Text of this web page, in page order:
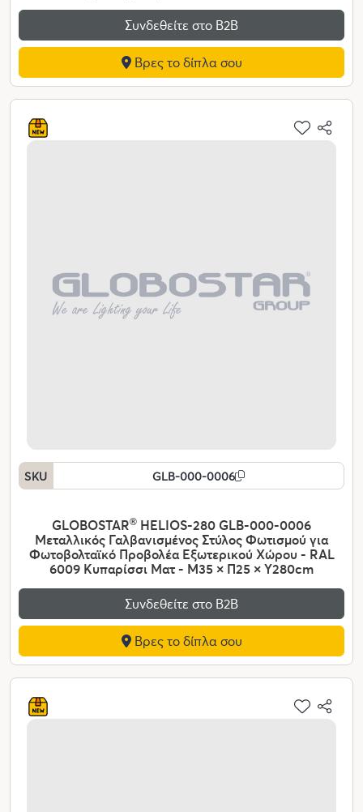
Συνδεθείτε στο Β2Β
Βρες το δίπλα σου
SKU GLB-000-0006
GLOBOSTAR® HELIOS-280 GLB-000-0006
Μεταλλικός Γαλβανισμένος Στύλος Φωτισμού για
Φωτοβολταϊκό Προβολέα Εξωτερικού Χώρου - RAL
6009 Κυπαρίσσι Ματ - Μ35 × Π25 × Υ280cm
Συνδεθείτε στο Β2Β
Βρες το δίπλα σου